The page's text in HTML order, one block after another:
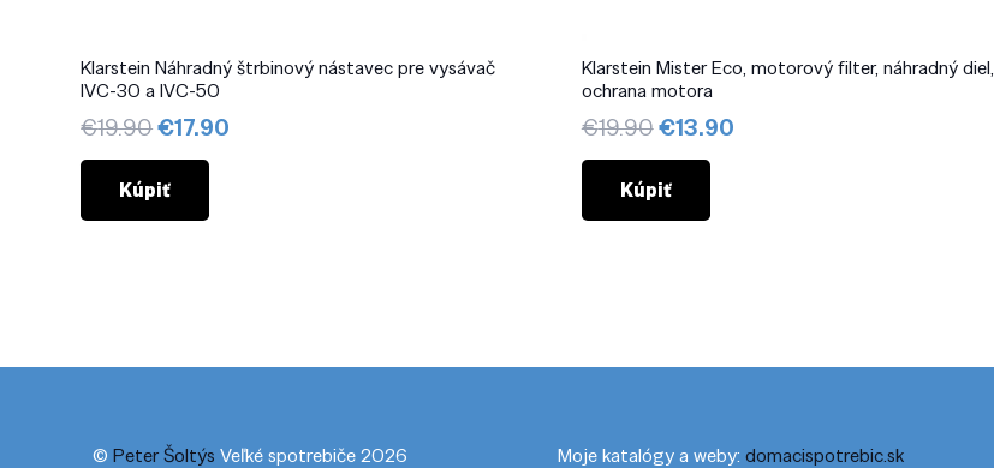
Klarstein Náhradný štrbinový nástavec pre vysávač
IVC-30 a IVC-50
€19.90Pôvodná
cena
bola:
€19.90.
€17.90
Kúpiť
Klarstein Mister Eco, motorový filter, náhradný diel,
ochrana motora
€19.90Pôvodná
cena
bola:
€19.90.
€13.90Aktuálna
Kúpiť
© Peter Šoltýs Veľké spotrebiče 2026 Moje katalógy a weby: domacispotrebic.sk